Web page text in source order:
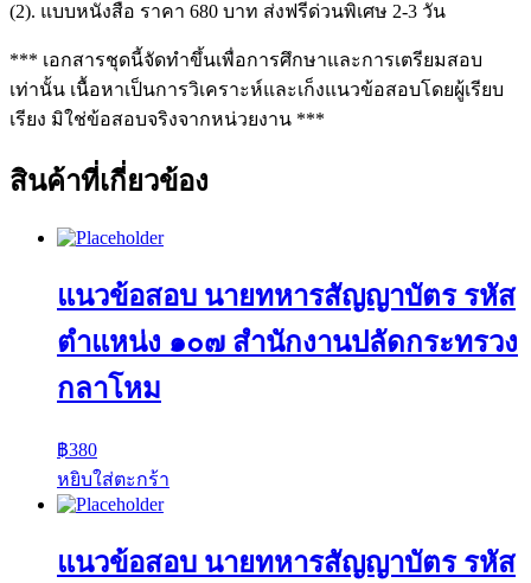
(2). แบบหนังสือ ราคา 680 บาท ส่งฟรีด่วนพิเศษ 2-3 วัน
*** เอกสารชุดนี้จัดทำขึ้นเพื่อการศึกษาและการเตรียมสอบ
เท่านั้น เนื้อหาเป็นการวิเคราะห์และเก็งแนวข้อสอบโดยผู้เรียบ
เรียง มิใช่ข้อสอบจริงจากหน่วยงาน ***
สินค้าที่เกี่ยวข้อง
แนวข้อสอบ นายทหารสัญญาบัตร รหัส
ตำแหน่ง ๑๐๗ สำนักงานปลัดกระทรวง
กลาโหม
฿380
หยิบใส่ตะกร้า
แนวข้อสอบ นายทหารสัญญาบัตร รหัส